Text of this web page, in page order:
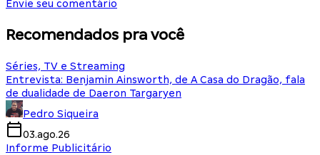
Envie seu comentário
Recomendados pra você
Séries, TV e Streaming
Entrevista: Benjamin Ainsworth, de A Casa do Dragão, fala
de dualidade de Daeron Targaryen
Pedro Siqueira
03.ago.26
Informe Publicitário